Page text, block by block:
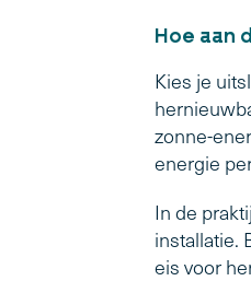
Hoe aan
Kies je
zonne-
energie
In de
installatie.
eis voor